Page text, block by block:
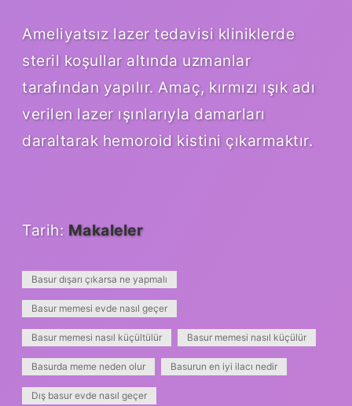
Ameliyatsız lazer tedavisi kliniklerde
steril koşullar altında uzmanlar
tarafından yapılır. Amaç, kırmızı ışık adı
verilen lazer ışınlarıyla damarları
daraltarak hemoroid kistini çıkarmaktır.
Tarih: Makaleler
Basur dışarı çıkarsa ne yapmalı
Basur memesi evde nasıl geçer
Basur memesi nasıl küçültülür Basur memesi nasıl küçülür
Basurda meme neden olur Basurun en iyi ilacı nedir
Dış basur evde nasıl geçer